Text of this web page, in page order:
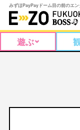
みずほPayPayドーム目の前のエ
遊ぶ